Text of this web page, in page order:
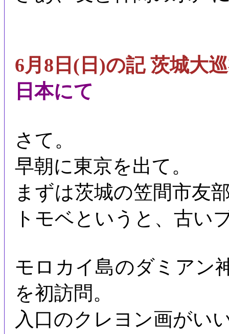
6月8日(日)の記 茨城大
日本にて
さて。
早朝に東京を出て。
まずは茨城の笠間市友
トモベというと、古い
モロカイ島のダミアン
を初訪問。
入口のクレヨン画がい